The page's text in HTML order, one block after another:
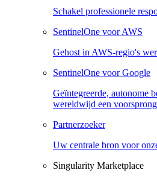
Schakel professionele
SentinelOne voor AWS
Gehost in AWS-regio's
SentinelOne voor Google
Geïntegreerde, autonome
wereldwijd een
Partnerzoeker
Uw centrale bron voor
Singularity Marketplace